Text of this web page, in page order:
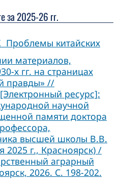
за 2025-26 гг.
Проблемы китайских
материалов,
х гг. на страницах
правды» //
ресурс]:
научной
памяти доктора
высшей школы В.В.
2025 г., Красноярск) /
аграрный
2026. С. 198-202.